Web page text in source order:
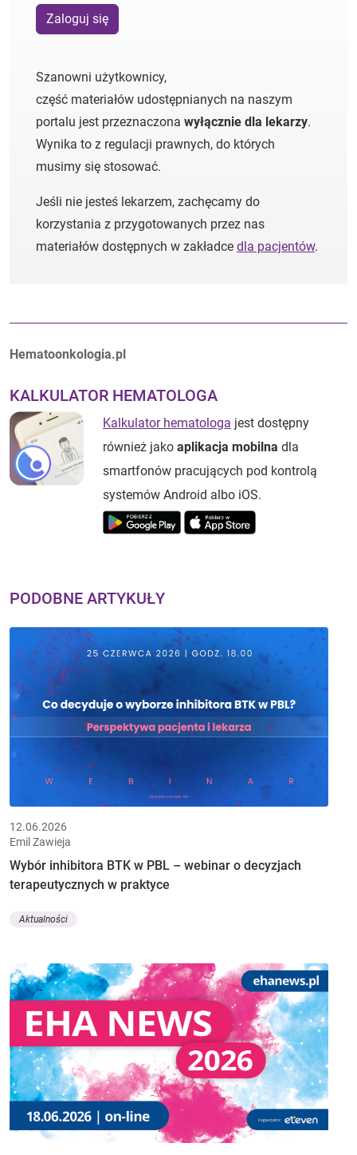
Zaloguj się
Szanowni użytkownicy,
część materiałów udostępnianych na naszym
portalu jest przeznaczona wyłącznie dla lekarzy.
Wynika to z regulacji prawnych, do których
musimy się stosować.
Jeśli nie jesteś lekarzem, zachęcamy do
korzystania z przygotowanych przez nas
materiałów dostępnych w zakładce dla pacjentów.
Autorzy:
Hematoonkologia.pl
KALKULATOR HEMATOLOGA
Kalkulator hematologa jest dostępny
również jako aplikacja mobilna dla
smartfonów pracujących pod kontrolą
systemów Android albo iOS.
PODOBNE ARTYKUŁY
12.06.2026
Emil Zawieja
Wybór inhibitora BTK w PBL – webinar o decyzjach
terapeutycznych w praktyce
Aktualności